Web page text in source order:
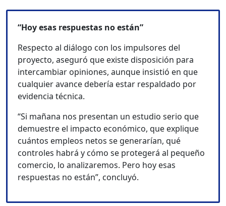
“Hoy esas respuestas no están”
Respecto al diálogo con los impulsores del
proyecto, aseguró que existe disposición para
intercambiar opiniones, aunque insistió en que
cualquier avance debería estar respaldado por
evidencia técnica.
“Si mañana nos presentan un estudio serio que
demuestre el impacto económico, que explique
cuántos empleos netos se generarían, qué
controles habrá y cómo se protegerá al pequeño
comercio, lo analizaremos. Pero hoy esas
respuestas no están”, concluyó.